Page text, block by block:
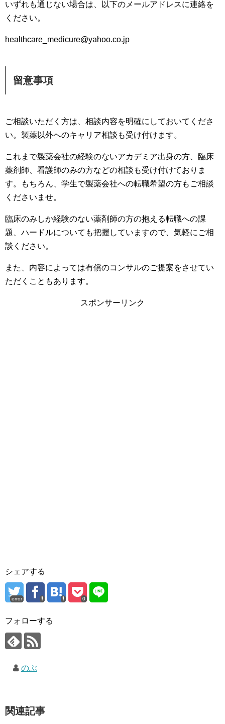
いずれも通じない場合は、以下のメールアドレスに連絡を
ください。
healthcare_medicure@yahoo.co.jp
留意事項
ご相談いただく方は、相談内容を明確にしておいてくださ
い。製薬以外へのキャリア相談も受け付けます。
これまで製薬会社の経験のないアカデミア出身の方、臨床
薬剤師、看護師のみの方などの相談も受け付けておりま
す。もちろん、学生で製薬会社への転職希望の方もご相談
くださいませ。
臨床のみしか経験のない薬剤師の方の抱える転職への課
題、ハードルについても把握していますので、気軽にご相
談ください。
また、内容によっては有償のコンサルのご提案をさせてい
ただくこともあります。
スポンサーリンク
シェアする
error 0
フォローする
のぶ
関連記事